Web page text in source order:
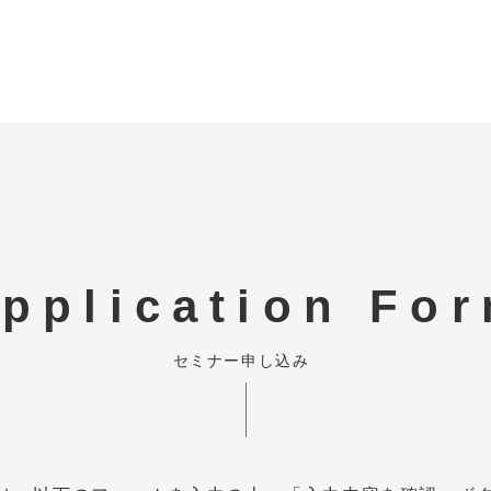
セミナー申し込み